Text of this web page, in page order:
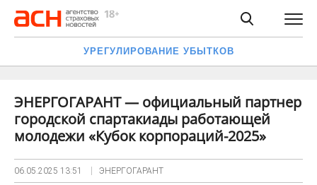
УРЕГУЛИРОВАНИЕ УБЫТКОВ
ЭНЕРГОГАРАНТ — официальный партнер
городской спартакиады работающей
молодежи «Кубок корпораций-2025»
06.05.2025 13:51 ЭНЕРГОГАРАНТ